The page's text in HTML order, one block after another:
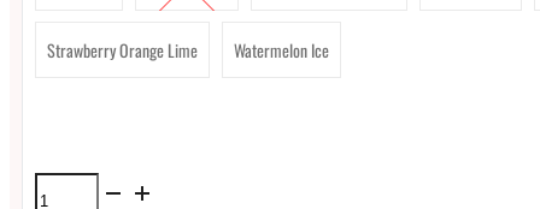
Strawberry Orange Lime Watermelon Ice
Pod